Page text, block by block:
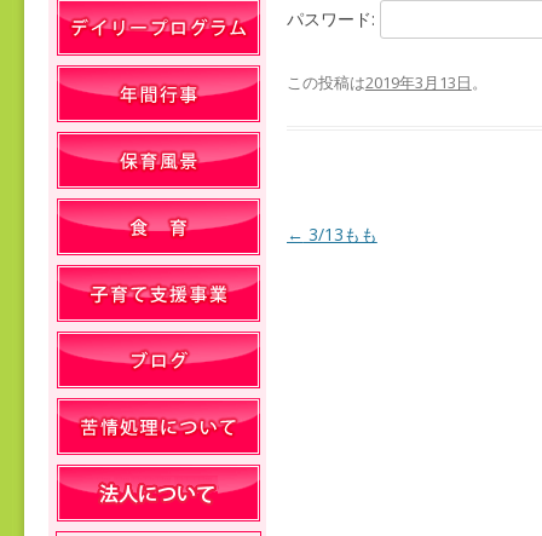
パスワード:
この投稿は2019年3月13日。
投稿ナビゲーション
← 3/13もも